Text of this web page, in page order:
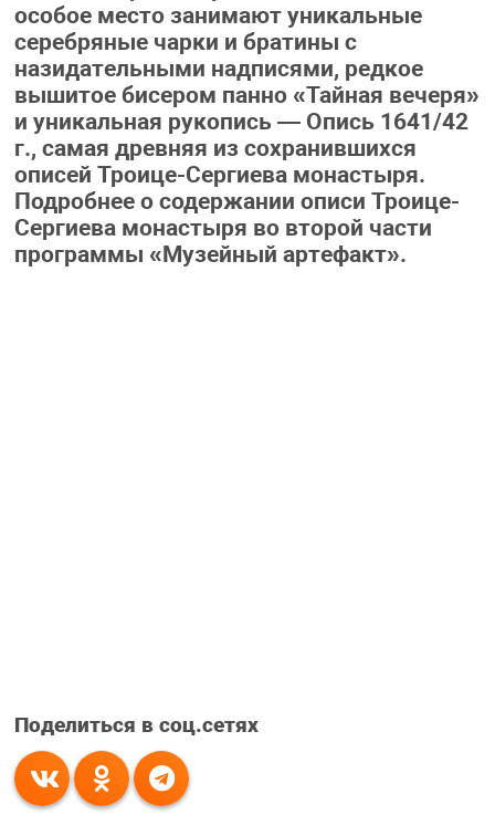
особое место занимают уникальные
серебряные чарки и братины с
назидательными надписями, редкое
вышитое бисером панно «Тайная вечеря»
и уникальная рукопись — Опись 1641/42
г., самая древняя из сохранившихся
описей Троице-Сергиева монастыря.
Подробнее о содержании описи Троице-
Сергиева монастыря во второй части
программы «Музейный артефакт».
Поделиться в соц.сетях